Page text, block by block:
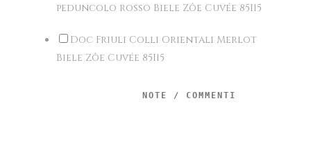
peduncolo rosso Biele Zôe Cuvée 85I15
Doc Friuli Colli Orientali Merlot
Biele Zôe Cuvée 85I15